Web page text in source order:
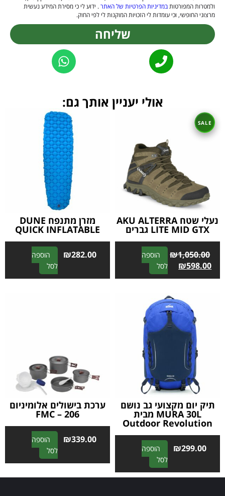
ולמטרות המפורטותבמדיניות הפרטיות של האתר. ידוע לי כי מסירת המידע נעשית
מרצוני החופשי, וכי עומדות לי הזכויות המוקנות לי לפי החוק.
שליחה
אולי יעניין אותך גם:
נעלי שטח AKU ALTERRA
LITE MID GTX גברים
₪1,050.00
₪598.00
הוספה
לסל
A
l
r
n
a
t
i
v
e
:
מזרן מתנפח DUNE
QUICK INFLATABLE
₪282.00
הוספה
לסל
A
l
v
e
:
תיק יום מקצועי גב נושם
MURA 30L מבית
Outdoor Revolution
₪299.00
הוספה
לסל
A
l
ערכת בישולים אלומיניום
FMC – 206
₪339.00
הוספה
לסל
A
l